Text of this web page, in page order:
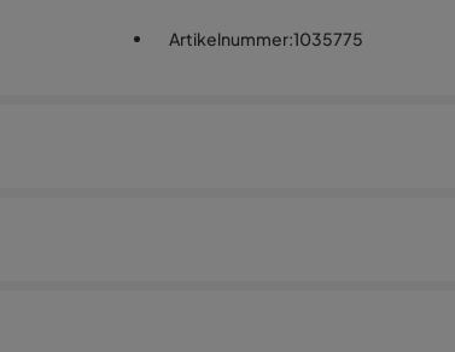
Artikelnummer:1035775